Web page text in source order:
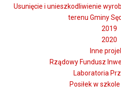
Usunięcie i unieszkodliwienie
terenu Gminy
2019
2020
Inne
Rządowy Fundusz
Laboratoria
Posiłek w